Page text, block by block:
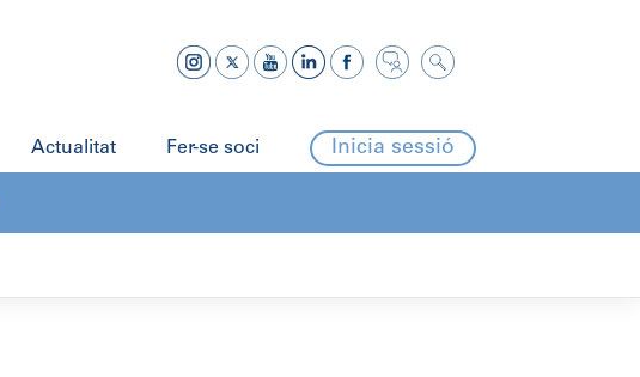
Actualitat Fer-se soci Inicia sessió